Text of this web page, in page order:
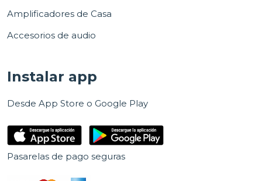
Amplificadores de Casa
Accesorios de audio
Instalar app
Desde App Store o Google Play
Pasarelas de pago seguras